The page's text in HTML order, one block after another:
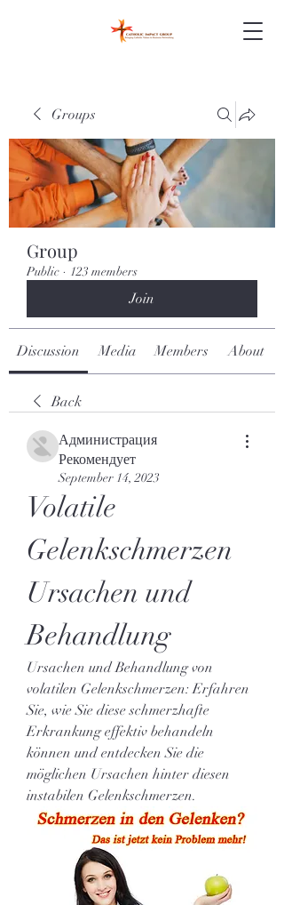
Groups
Group
Public · 123 members
Join
Discussion Media Members About
Back
Администрация
Рекомендует
September 14, 2023
Volatile
Gelenkschmerzen
Ursachen und
Behandlung
Ursachen und Behandlung von
volatilen Gelenkschmerzen: Erfahren
Sie, wie Sie diese schmerzhafte
Erkrankung effektiv behandeln
können und entdecken Sie die
möglichen Ursachen hinter diesen
instabilen Gelenkschmerzen.